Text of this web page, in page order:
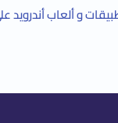
و ألعاب أندرويد